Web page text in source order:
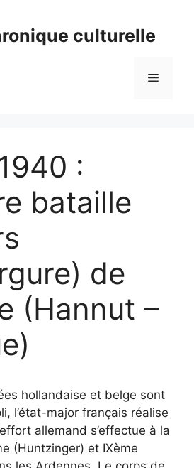
culturelle
Menu
:
bataille
de
(Hannut –
hollandaise et belge sont
l’état-major français réalise
allemand s’effectue à la
(Huntzinger) et IXème